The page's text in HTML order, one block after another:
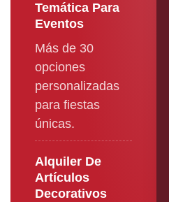
Temática Para
Eventos
Más de 30
opciones
personalizadas
para fiestas
únicas.
Alquiler De
Artículos
Decorativos